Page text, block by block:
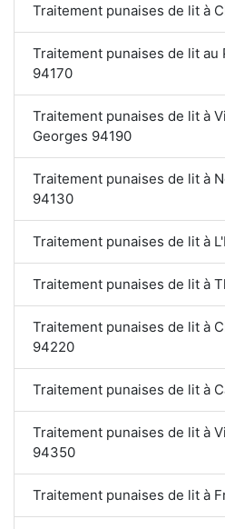
Traitement punaises de lit à
Traitement punaises de lit
94170
Traitement punaises de lit à
Georges 94190
Traitement punaises de lit à
94130
Traitement punaises de lit à
Traitement punaises de lit à
Traitement punaises de lit à
94220
Traitement punaises de lit à
Traitement punaises de lit à
94350
Traitement punaises de lit à